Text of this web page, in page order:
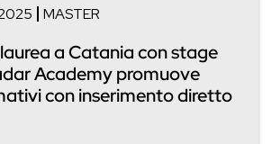
MASTER
a Catania con stage
Academy promuove
con inserimento diretto